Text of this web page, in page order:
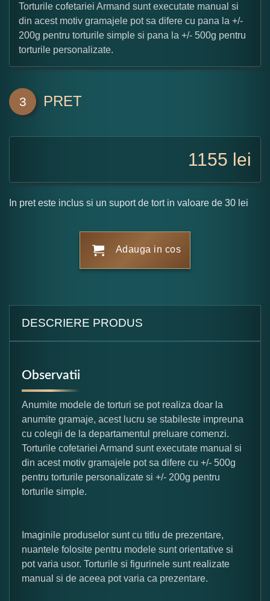
Torturile cofetariei Armand sunt executate manual si
din acest motiv gramajele pot sa difere cu pana la +/-
200g pentru torturile simple si pana la +/- 500g pentru
torturile personalizate.
3 PRET
1155 lei
In pret este inclus si un suport de tort in valoare de 30 lei
Adauga in cos
DESCRIERE PRODUS
Observatii
Anumite modele de torturi se pot realiza doar la
anumite gramaje, acest lucru se stabileste impreuna
cu colegii de la departamentul preluare comenzi.
Torturile cofetariei Armand sunt executate manual si
din acest motiv gramajele pot sa difere cu +/- 500g
pentru torturile personalizate si +/- 200g pentru
torturile simple.
Imaginile produselor sunt cu titlu de prezentare,
nuantele folosite pentru modele sunt orientative si
pot varia usor. Torturile si figurinele sunt realizate
manual si de aceea pot varia ca prezentare.